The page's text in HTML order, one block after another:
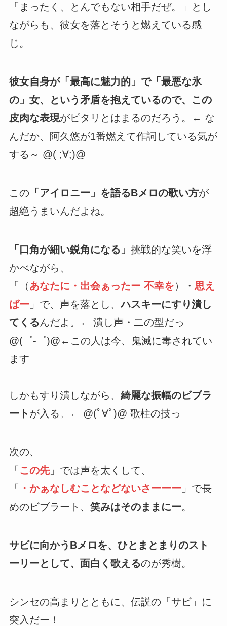
「まったく、とんでもない相手だぜ。」とし
ながらも、彼女を落とそうと燃えている感
じ。
彼女自身が「最高に魅力的」で「最悪な氷
の」女、という矛盾を抱えているので、この
皮肉な表現がピタリとはまるのだろう。← な
んだか、阿久悠が1番燃えて作詞している気が
する～ @( ;∀;)@
この 「アイロニー」を語るBメロの歌い方が
超絶うまいんだよね。
「口角が細い鋭角になる」 挑戦的な笑いを浮
かべながら、
「（あなたに・出会ぁったー 不幸を）・ 思え
ばー 」で、声を落とし、ハスキーにすり潰し
てくるんだよ。← 潰し声・二の型だっ
@(゜-゜)@←この人は今、鬼滅に毒されてい
ます
しかもすり潰しながら、 綺麗な振幅のビブラ
ート が入る。← @(ﾟ∀ﾟ)@ 歌柱の技っ
次の、
「この先」では声を太くして、
「 ・かぁなしむことなどないさーーー 」で長
めのビブラート、 笑みはそのままにー。
サビに向かうBメロを、ひとまとまりのスト
ーリーとして、面白く歌えるのが秀樹。
シンセの高まりとともに、伝説の「サビ」に
突入だー！